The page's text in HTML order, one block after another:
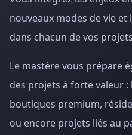
nouveaux modes de vie
dans chacun de vos
Le mastère vous prépare
des projets à forte valeur :
boutiques premium,
ou encore projets liés au